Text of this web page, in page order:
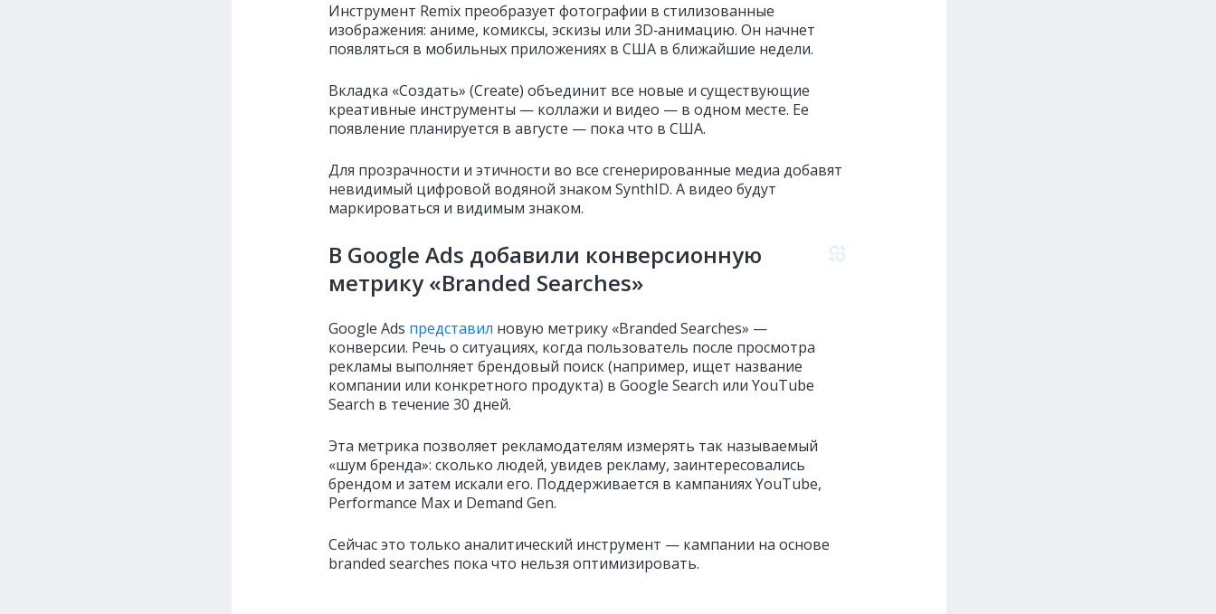
Инструмент Remix преобразует фотографии в стилизованные
изображения: аниме, комиксы, эскизы или 3D‑анимацию. Он начнет
появляться в мобильных приложениях в США в ближайшие недели.
Вкладка «Создать» (Create) объединит все новые и существующие
креативные инструменты — коллажи и видео — в одном месте. Ее
появление планируется в августе — пока что в США.
Для прозрачности и этичности во все сгенерированные медиа добавят
невидимый цифровой водяной знаком SynthID. А видео будут
маркироваться и видимым знаком.
В Google Ads добавили конверсионную
метрику «Branded Searches»
Google Ads представил новую метрику «Branded Searches» —
конверсии. Речь о ситуациях, когда пользователь после просмотра
рекламы выполняет брендовый поиск (например, ищет название
компании или конкретного продукта) в Google Search или YouTube
Search в течение 30 дней.
Эта метрика позволяет рекламодателям измерять так называемый
«шум бренда»: сколько людей, увидев рекламу, заинтересовались
брендом и затем искали его. Поддерживается в кампаниях YouTube,
Performance Max и Demand Gen.
Сейчас это только аналитический инструмент — кампании на основе
branded searches пока что нельзя оптимизировать.